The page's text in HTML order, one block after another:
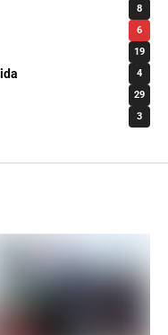
8
6
19
4
29
3